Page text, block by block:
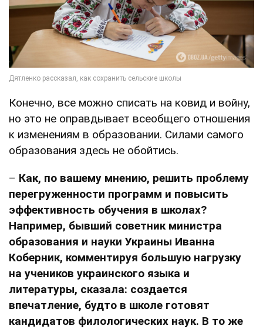
Конечно, все можно списать на ковид и войну,
но это не оправдывает всеобщего отношения
к изменениям в образовании. Силами самого
образования здесь не обойтись.
– Как, по вашему мнению, решить проблему
перегруженности программ и повысить
эффективность обучения в школах?
Например, бывший советник министра
образования и науки Украины Иванна
Коберник, комментируя большую нагрузку
на учеников украинского языка и
литературы, сказала: создается
впечатление, будто в школе готовят
кандидатов филологических наук. В то же